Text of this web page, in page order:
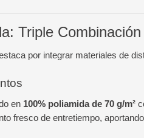
Triple
por integrar materiales de
en 100% poliamida de 70 g/m²
fresco de entretiempo,